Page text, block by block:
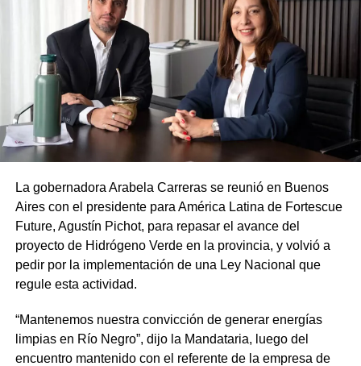
La gobernadora Arabela Carreras se reunió en Buenos
Aires con el presidente para América Latina de Fortescue
Future, Agustín Pichot, para repasar el avance del
proyecto de Hidrógeno Verde en la provincia, y volvió a
pedir por la implementación de una Ley Nacional que
regule esta actividad.
“Mantenemos nuestra convicción de generar energías
limpias en Río Negro”, dijo la Mandataria, luego del
encuentro mantenido con el referente de la empresa de